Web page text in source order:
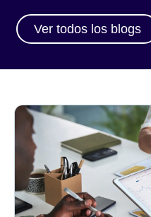
Técnico
Sector
Servicios financieros
Fabricación
Ver todos los blogs